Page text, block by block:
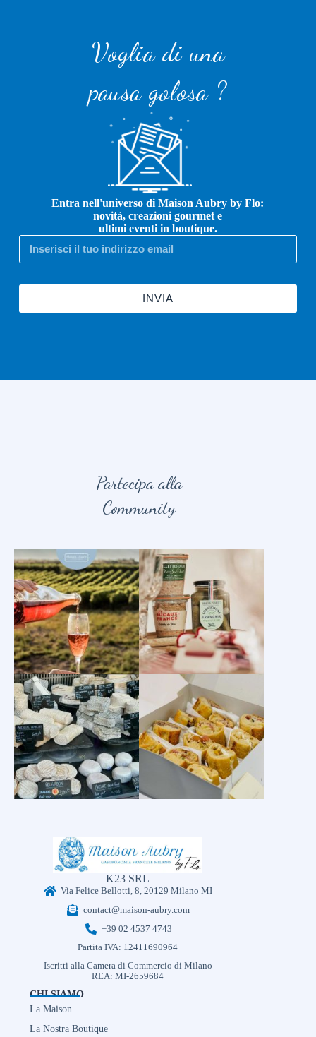
Voglia di una
pausa golosa ?
Entra nell'universo di Maison Aubry by Flo:
novità, creazioni gourmet e
ultimi eventi in boutique.
INVIA
Partecipa alla
Community
K23 SRL
Via Felice Bellotti, 8, 20129 Milano MI
contact@maison-aubry.com
+39 02 4537 4743
Partita IVA: 12411690964
Iscritti alla Camera di Commercio di Milano
REA: MI-2659684
CHI SIAMO
La Maison
La Nostra Boutique